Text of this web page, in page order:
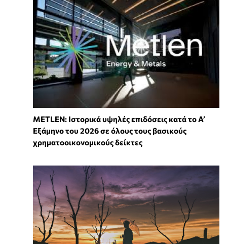
METLEN: Ιστορικά υψηλές επιδόσεις κατά το Α’
Εξάμηνο του 2026 σε όλους τους βασικούς
χρηματοοικονομικούς δείκτες